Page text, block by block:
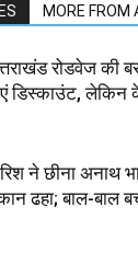
MORE FROM
रोडवेज की
डिस्काउंट,
ने छीना अनाथ
ढहा; बाल-बाल